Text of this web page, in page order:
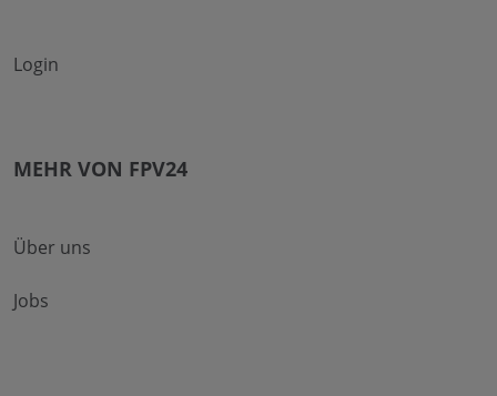
Login
MEHR VON FPV24
Über uns
Jobs